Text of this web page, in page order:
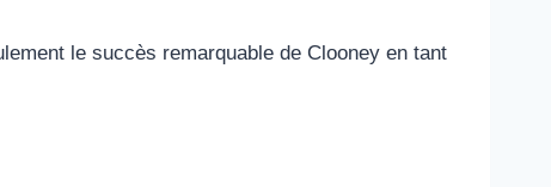
le succès remarquable de Clooney en tant